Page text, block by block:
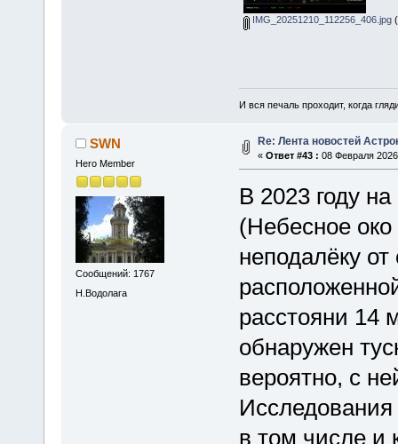
IMG_20251210_112256_406.jpg
И вся печаль проходит, когда
SWN
Hero Member
Сообщений: 1767
Н.Водолага
Re: Лента новостей
« Ответ #43 : 08 Февраля
В 2023 году
(Небесное
неподалёку
расстояни 14
обнаружен
вероятно, с
в том числе и